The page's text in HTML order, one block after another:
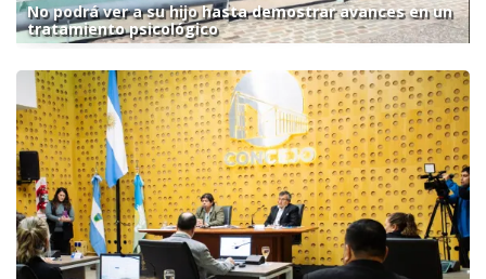
No podrá ver a su hijo hasta demostrar avances en un
tratamiento psicológico